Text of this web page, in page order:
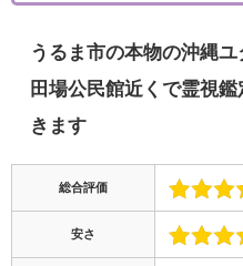
うるま市の本物の沖縄
田場公民館近くで霊視
きます
総合評価
安さ